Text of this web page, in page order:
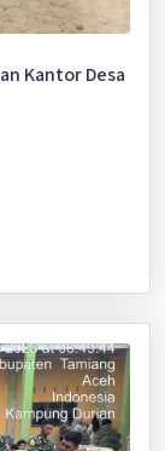
Kantor Desa